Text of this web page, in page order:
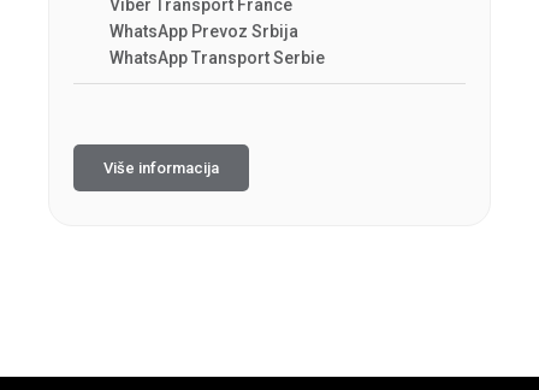
Viber Transport France
WhatsApp Prevoz Srbija
WhatsApp Transport Serbie
Više informacija